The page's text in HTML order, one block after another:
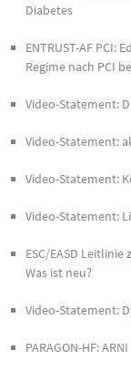
Diabetes
ENTRUST-AF PCI:
Regime nach PCI
Video-Statement:
Video-Statement:
Video-Statement:
Video-Statement:
ESC/EASD
Was ist neu?
Video-Statement:
PARAGON-HF: